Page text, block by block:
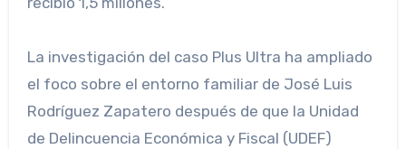
La investigación del caso Plus Ultra ha ampliado
el foco sobre el entorno familiar de José Luis
Rodríguez Zapatero después de que la Unidad
de Delincuencia Económica y Fiscal (UDEF)